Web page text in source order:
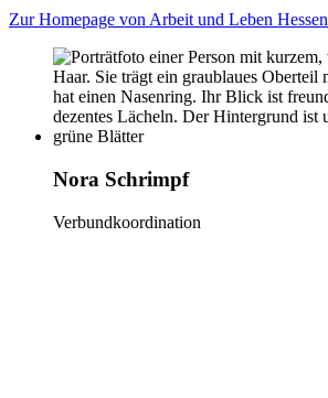
Zur Homepage von Arbeit und Leben Hessen
Nora Schrimpf
Verbundkoordination